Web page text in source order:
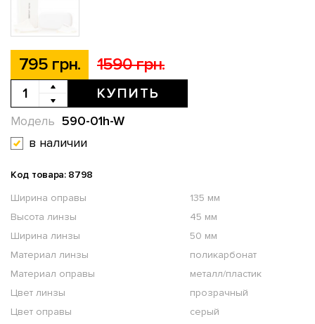
795 грн. 1590 грн.
КУПИТЬ
590-01h-W
Модель
в наличии
Код товара: 8798
Ширина оправы
135 мм
Высота линзы
45 мм
Ширина линзы
50 мм
Материал линзы
поликарбонат
Материал оправы
металл/пластик
Цвет линзы
прозрачный
Цвет оправы
серый